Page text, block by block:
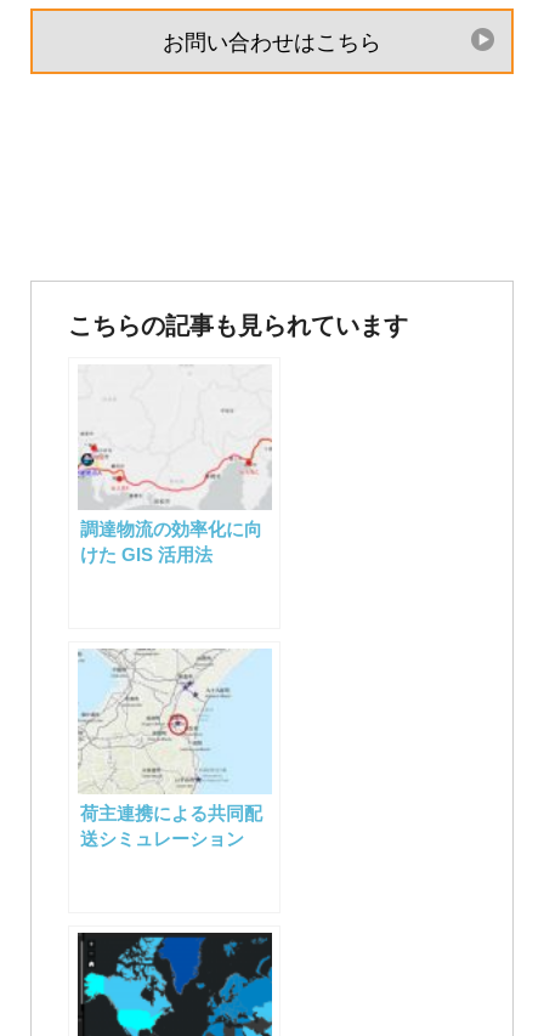
お問い合わせはこちら
投
こちらの記事も見られています
調達物流の効率化に向
けた GIS 活用法
荷主連携による共同配
送シミュレーション